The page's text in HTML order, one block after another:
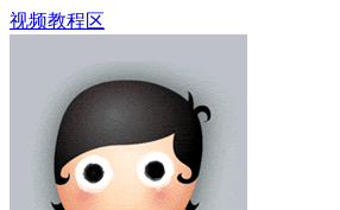
视频教程区